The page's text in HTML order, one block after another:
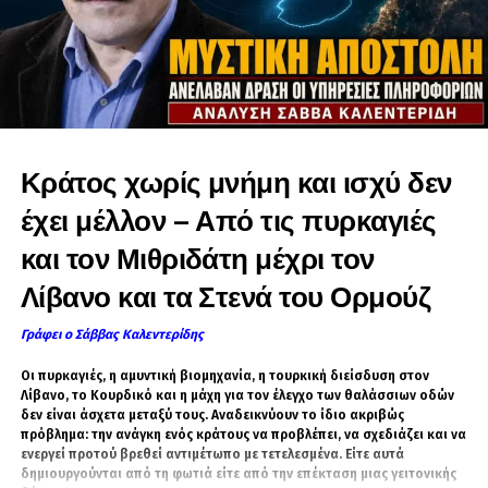
Κράτος χωρίς μνήμη και ισχύ δεν
έχει μέλλον – Από τις πυρκαγιές
και τον Μιθριδάτη μέχρι τον
Λίβανο και τα Στενά του Ορμούζ
Γράφει ο Σάββας Καλεντερίδης
Οι πυρκαγιές, η αμυντική βιομηχανία, η τουρκική διείσδυση στον
Λίβανο, το Κουρδικό και η μάχη για τον έλεγχο των θαλάσσιων οδών
δεν είναι άσχετα μεταξύ τους. Αναδεικνύουν το ίδιο ακριβώς
πρόβλημα: την ανάγκη ενός κράτους να προβλέπει, να σχεδιάζει και να
ενεργεί προτού βρεθεί αντιμέτωπο με τετελεσμένα. Είτε αυτά
δημιουργούνται από τη φωτιά είτε από την επέκταση μιας γειτονικής